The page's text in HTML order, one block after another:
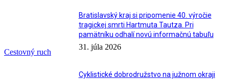
Cestovný ruch
Bratislavský kraj si pripomenie 40. výročie
tragickej smrti Hartmuta Tautza. Pri
pamätníku odhalí novú informačnú tabuľu
31. júla 2026
Cyklistické dobrodružstvo na južnom okraji